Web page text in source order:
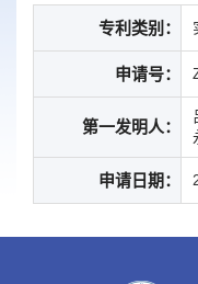
专利类别：
申请号：
第一发明人：
申请日期：